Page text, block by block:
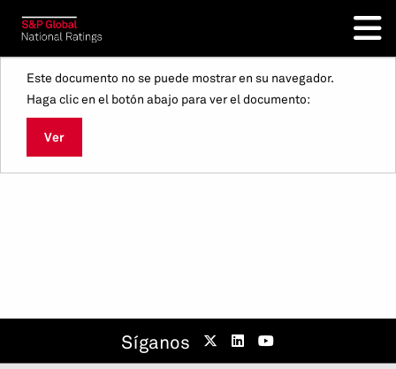
Este documento no se puede mostrar en su navegador.
Haga clic en el botón abajo para ver el documento:
Ver
Síganos